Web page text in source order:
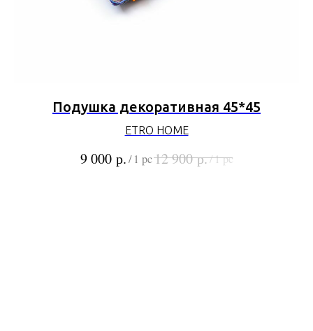
Подушка декоративная 45*45
ETRO HOME
9 000 р./ 1 pc12 900 р./1 pc